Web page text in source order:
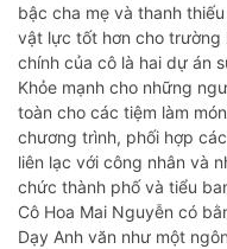
bậc cha mẹ và thanh
vật lực tốt hơn cho trường
chính của cô là hai dự án
Khỏe mạnh cho những
toàn cho các tiệm làm
chương trình, phối hợp
liên lạc với công nhân và
chức thành phố và tiểu
Cô Hoa Mai Nguyễn có
Dạy Anh văn như một